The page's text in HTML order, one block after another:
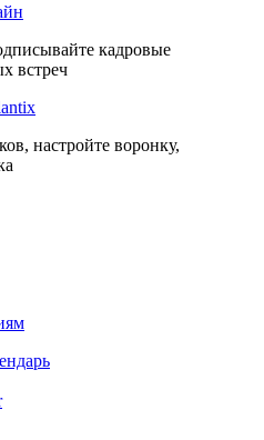
кадровые
встреч
настройте воронку,